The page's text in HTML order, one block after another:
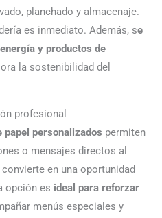
planchado y almacenaje.
es inmediato. Además, se
y productos de
la sostenibilidad del
profesional
personalizados permiten
o mensajes directos al
en una oportunidad
opción es ideal para reforzar
menús especiales y